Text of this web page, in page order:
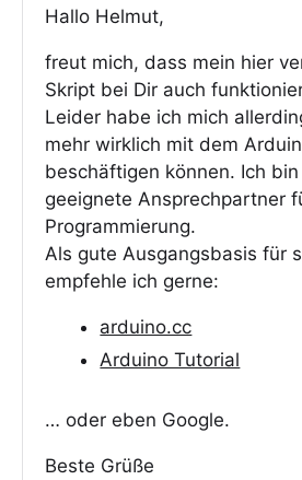
Hallo Helmut,
freut mich, dass mein hier
Skript bei Dir auch
Leider habe ich mich
mehr wirklich mit dem
beschäftigen können. Ich
geeignete Ansprechpartner
Programmierung.
Als gute Ausgangsbasis für
empfehle ich gerne:
arduino.cc
Arduino Tutorial
… oder eben Google.
Beste Grüße